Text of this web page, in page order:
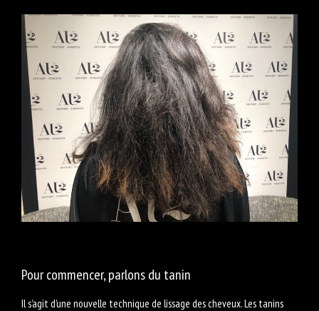
Pour commencer, parlons du tanin
Il s’agit d’une nouvelle technique de lissage des cheveux. Les tanins